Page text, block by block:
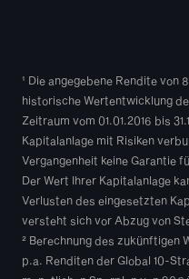
¹ Die angegebene Rendite von
historische Wertentwicklung
Zeitraum vom 01.01.2016 bis
Kapitalanlage mit Risiken
Vergangenheit keine Garantie
Der Wert Ihrer Kapitalanlage
Verlusten des eingesetzten
versteht sich vor Abzug von
² Berechnung des zukünftigen
p.a. Renditen der Global 10-